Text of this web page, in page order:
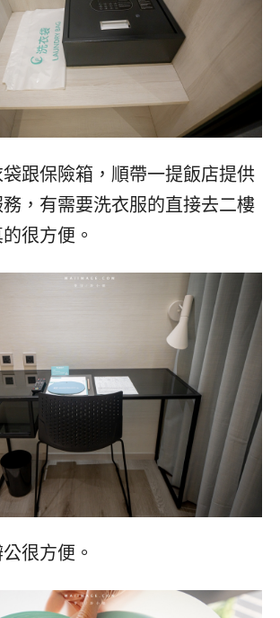
跟保險箱，順帶一提飯店提供
，有需要洗衣服的直接去二樓
很方便。
很方便。